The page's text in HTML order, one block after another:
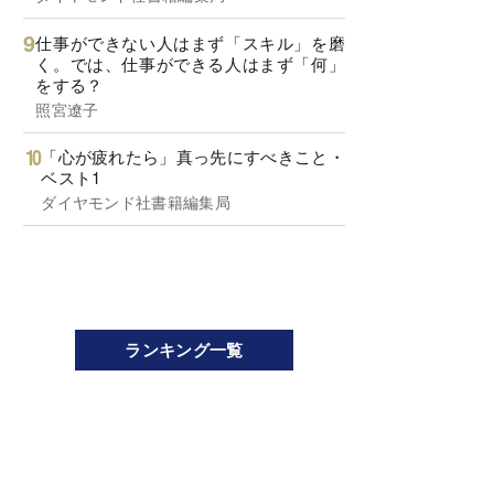
仕事ができない人はまず「スキル」を磨
く。では、仕事ができる人はまず「何」
をする？
照宮遼子
「心が疲れたら」真っ先にすべきこと・
ベスト1
ダイヤモンド社書籍編集局
ランキング一覧